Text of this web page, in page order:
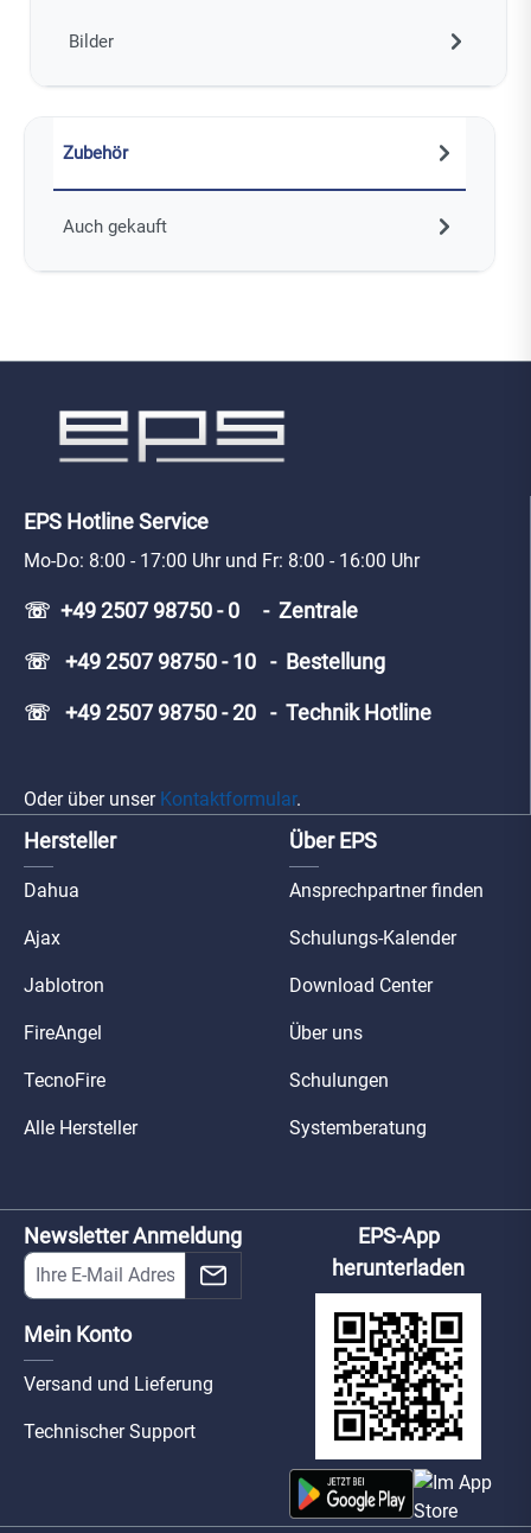
Bilder
Zubehör
Auch gekauft
EPS Hotline Service
Mo-Do: 8:00 - 17:00 Uhr und Fr: 8:00 - 16:00 Uhr
☏ +49 2507 98750 - 0 - Zentrale
☏ +49 2507 98750 - 10 - Bestellung
☏ +49 2507 98750 - 20 - Technik Hotline
Oder über unser Kontaktformular.
Hersteller
Dahua
Ajax
Jablotron
FireAngel
TecnoFire
Alle Hersteller
Über EPS
Ansprechpartner finden
Schulungs-Kalender
Download Center
Über uns
Schulungen
Systemberatung
Newsletter Anmeldung
Mein Konto
Versand und Lieferung
Technischer Support
EPS-App
herunterladen